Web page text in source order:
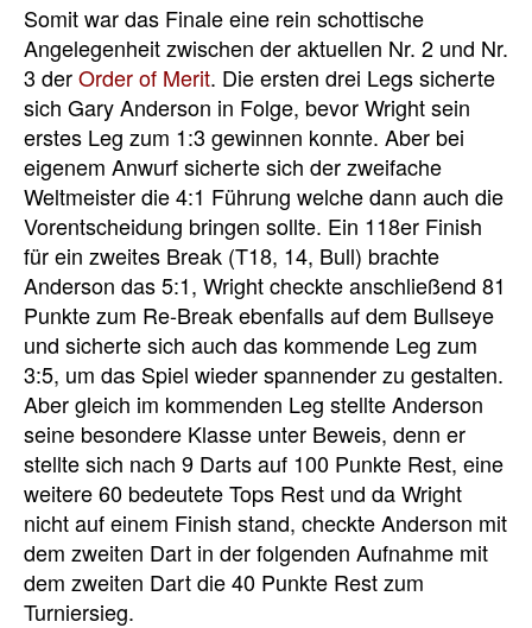
Somit war das Finale eine rein schottische
Angelegenheit zwischen der aktuellen Nr. 2 und Nr.
3 derOrder of Merit. Die ersten drei Legs sicherte
sich Gary Anderson in Folge, bevor Wright sein
erstes Leg zum 1:3 gewinnen konnte. Aber bei
eigenem Anwurf sicherte sich der zweifache
Weltmeister die 4:1 Führung welche dann auch die
Vorentscheidung bringen sollte. Ein 118er Finish
für ein zweites Break (T18, 14, Bull) brachte
Anderson das 5:1, Wright checkte anschließend 81
Punkte zum Re-Break ebenfalls auf dem Bullseye
und sicherte sich auch das kommende Leg zum
3:5, um das Spiel wieder spannender zu gestalten.
Aber gleich im kommenden Leg stellte Anderson
seine besondere Klasse unter Beweis, denn er
stellte sich nach 9 Darts auf 100 Punkte Rest, eine
weitere 60 bedeutete Tops Rest und da Wright
nicht auf einem Finish stand, checkte Anderson mit
dem zweiten Dart in der folgenden Aufnahme mit
dem zweiten Dart die 40 Punkte Rest zum
Turniersieg.